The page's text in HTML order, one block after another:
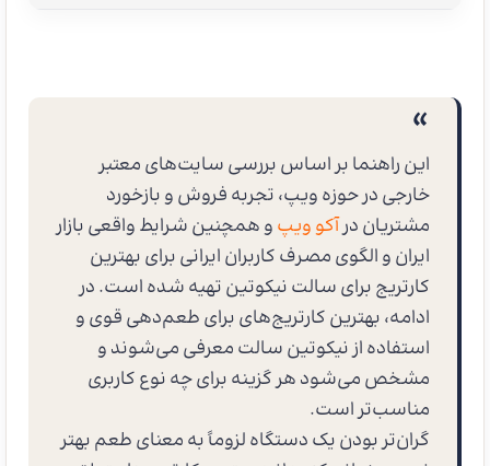
این راهنما بر اساس بررسی سایت‌های معتبر
خارجی در حوزه ویپ، تجربه فروش و بازخورد
مشتریان درآکو ویپو همچنین شرایط واقعی بازار
ایران و الگوی مصرف کاربران ایرانی برای بهترین
کارتریج برای سالت نیکوتین تهیه شده است. در
ادامه، بهترین کارتریج‌های برای طعم‌دهی قوی و
استفاده از نیکوتین سالت معرفی می‌شوند و
مشخص می‌شود هر گزینه برای چه نوع کاربری
مناسب‌تر است.
گران‌تر بودن یک دستگاه لزوماً به معنای طعم بهتر